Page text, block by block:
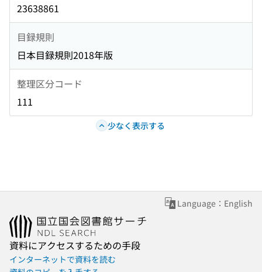
23638861
目録規則
日本目録規則2018年版
整理区分コード
111
少なく表示する
Language：English
資料にアクセスするための手段
インターネットで資料を読む